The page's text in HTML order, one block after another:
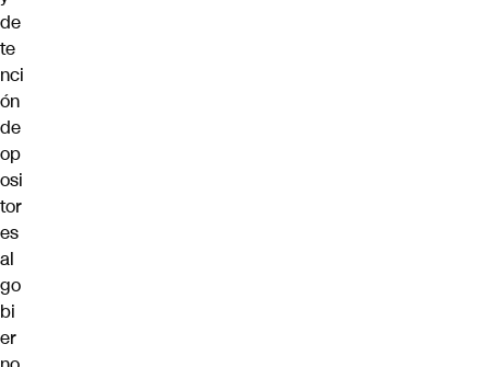
de
te
nci
ón
de
op
osi
tor
es
al
go
bi
er